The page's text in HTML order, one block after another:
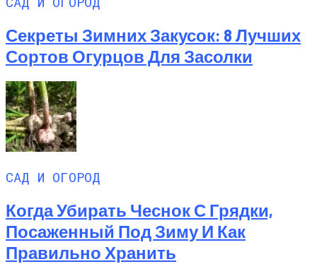
Секреты Зимних Закусок: 8 Лучших
Сортов Огурцов Для Засолки
САД И ОГОРОД
Когда Убирать Чеснок С Грядки,
Посаженный Под Зиму И Как
Правильно Хранить